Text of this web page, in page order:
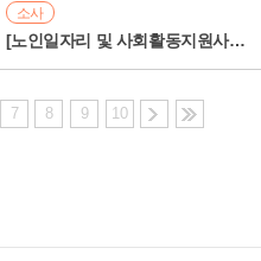
소사
[노인일자리 및 사회활동지원사업] 2026년 7월 모니터링 실시
7 8 9 10